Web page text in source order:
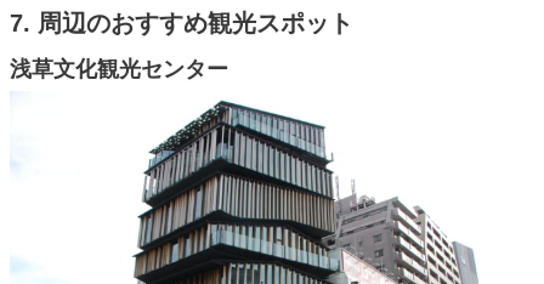
7. 周辺のおすすめ観光スポット
浅草文化観光センター